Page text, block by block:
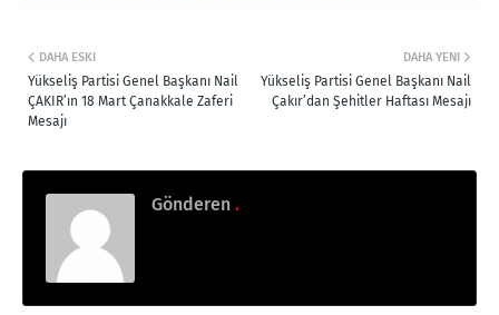
DAHA YENI
Yükseliş Partisi Genel Başkanı Nail
Çakır’dan Şehitler Haftası Mesajı
DAHA ESKI
Yükseliş Partisi Genel Başkanı Nail
ÇAKIR’ın 18 Mart Çanakkale Zaferi
Mesajı
Gönderen .